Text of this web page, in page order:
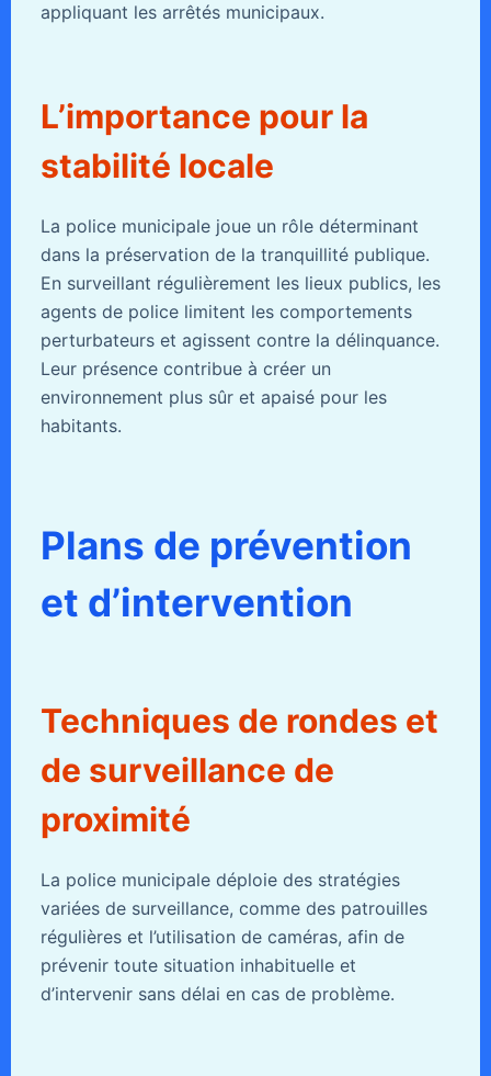
appliquant les arrêtés municipaux.
L’importance pour la
stabilité locale
La police municipale joue un rôle déterminant
dans la préservation de la tranquillité publique.
En surveillant régulièrement les lieux publics, les
agents de police limitent les comportements
perturbateurs et agissent contre la délinquance.
Leur présence contribue à créer un
environnement plus sûr et apaisé pour les
habitants.
Plans de prévention
et d’intervention
Techniques de rondes et
de surveillance de
proximité
La police municipale déploie des stratégies
variées de surveillance, comme des patrouilles
régulières et l’utilisation de caméras, afin de
prévenir toute situation inhabituelle et
d’intervenir sans délai en cas de problème.